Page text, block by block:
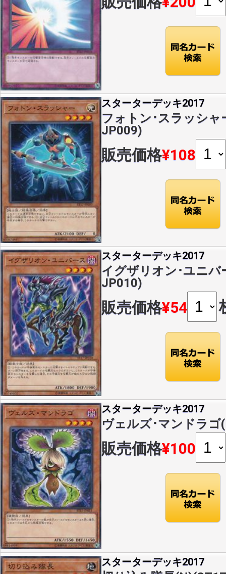
スターターデッキ2017
フォトン･スラッシャ
JP009)
販売価格¥108
スターターデッキ2017
イグザリオン･ユニバ
JP010)
販売価格¥54
スターターデッキ2017
ヴェルズ･マンドラ
販売価格¥100
スターターデッキ2017